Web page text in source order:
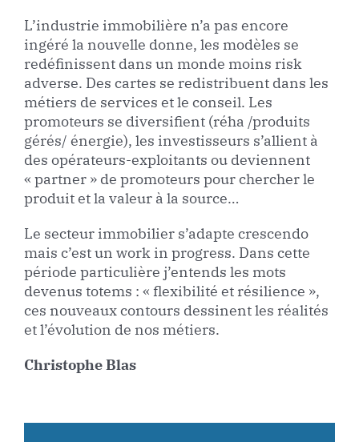
L’industrie immobilière n’a pas encore
ingéré la nouvelle donne, les modèles se
redéfinissent dans un monde moins risk
adverse. Des cartes se redistribuent dans les
métiers de services et le conseil. Les
promoteurs se diversifient (réha /produits
gérés/ énergie), les investisseurs s’allient à
des opérateurs-exploitants ou deviennent
« partner » de promoteurs pour chercher le
produit et la valeur à la source…
Le secteur immobilier s’adapte crescendo
mais c’est un work in progress. Dans cette
période particulière j’entends les mots
devenus totems : « flexibilité et résilience »,
ces nouveaux contours dessinent les réalités
et l’évolution de nos métiers.
Christophe Blas